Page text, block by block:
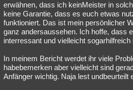
erwähnen, dass ich keinMeister in
keine Garantie, dass es euch etwas
funktioniert. Das ist mein persönlicher
ganz andersaussehen. Ich hoffe, dass
interressant und vielleicht sogarhilfreich
In meinem Bericht werdet ihr viele
habebemerken aber vielleicht sind
Anfänger wichtig. Naja lest undbeurteilt